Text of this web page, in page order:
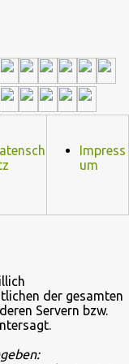
versuchen
Impress
um
der gesamten
Servern bzw.